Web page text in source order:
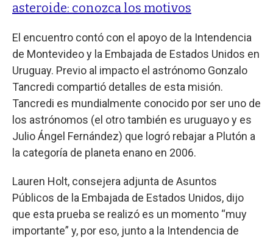
asteroide: conozca los motivos
El encuentro contó con el apoyo de la Intendencia
de Montevideo y la Embajada de Estados Unidos en
Uruguay. Previo al impacto el astrónomo Gonzalo
Tancredi compartió detalles de esta misión.
Tancredi es mundialmente conocido por ser uno de
los astrónomos (el otro también es uruguayo y es
Julio Ángel Fernández) que logró rebajar a Plutón a
la categoría de planeta enano en 2006.
Lauren Holt, consejera adjunta de Asuntos
Públicos de la Embajada de Estados Unidos, dijo
que esta prueba se realizó es un momento “muy
importante” y, por eso, junto a la Intendencia de